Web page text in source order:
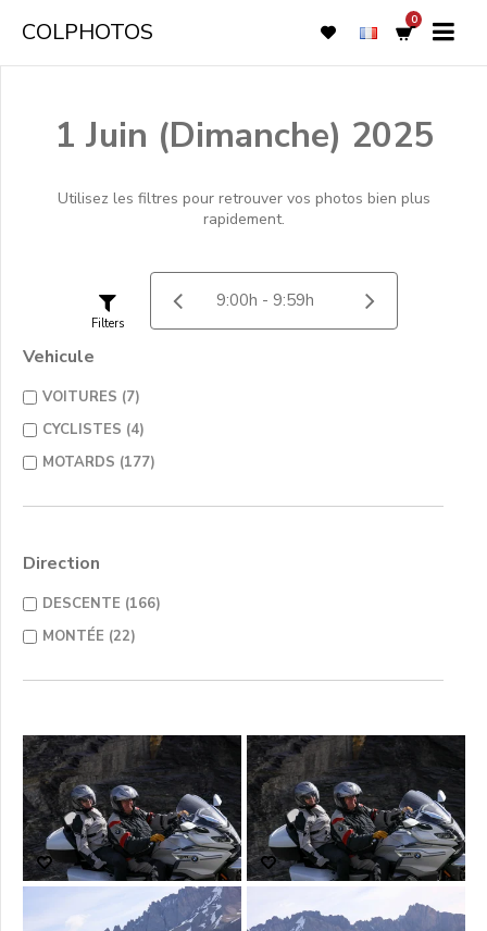
COLPHOTOS 0
1 Juin (Dimanche) 2025
Utilisez les filtres pour retrouver vos photos bien plus
rapidement.
Filters
Vehicule
VOITURES (7)
CYCLISTES (4)
MOTARDS (177)
Direction
DESCENTE (166)
MONTÉE (22)